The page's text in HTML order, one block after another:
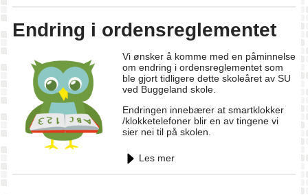
Endring i ordensreglementet
Vi ønsker å komme med en påminnelse
om endring i ordensreglementet som
ble gjort tidligere dette skoleåret av SU
ved Buggeland skole.
Endringen innebærer at smartklokker
/klokketelefoner blir en av tingene vi
sier nei til på skolen.
Les mer